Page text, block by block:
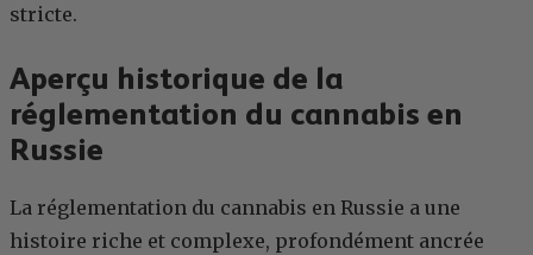
stricte.
Aperçu historique de la
réglementation du cannabis en
Russie
La réglementation du cannabis en Russie a une
histoire riche et complexe, profondément ancrée